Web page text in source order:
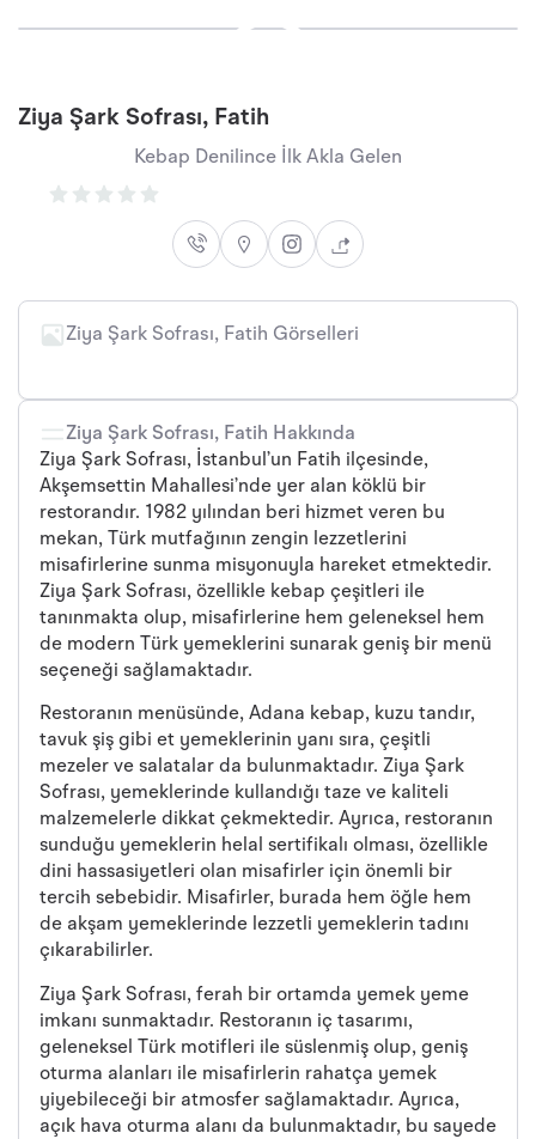
Ziya Şark Sofrası, Fatih
Kebap Denilince İlk Akla Gelen
Ziya Şark Sofrası, Fatih Görselleri
Ziya Şark Sofrası, Fatih Hakkında
Ziya Şark Sofrası, İstanbul’un Fatih ilçesinde,
Akşemsettin Mahallesi’nde yer alan köklü bir
restorandır. 1982 yılından beri hizmet veren bu
mekan, Türk mutfağının zengin lezzetlerini
misafirlerine sunma misyonuyla hareket etmektedir.
Ziya Şark Sofrası, özellikle kebap çeşitleri ile
tanınmakta olup, misafirlerine hem geleneksel hem
de modern Türk yemeklerini sunarak geniş bir menü
seçeneği sağlamaktadır.
Restoranın menüsünde, Adana kebap, kuzu tandır,
tavuk şiş gibi et yemeklerinin yanı sıra, çeşitli
mezeler ve salatalar da bulunmaktadır. Ziya Şark
Sofrası, yemeklerinde kullandığı taze ve kaliteli
malzemelerle dikkat çekmektedir. Ayrıca, restoranın
sunduğu yemeklerin helal sertifikalı olması, özellikle
dini hassasiyetleri olan misafirler için önemli bir
tercih sebebidir. Misafirler, burada hem öğle hem
de akşam yemeklerinde lezzetli yemeklerin tadını
çıkarabilirler.
Ziya Şark Sofrası, ferah bir ortamda yemek yeme
imkanı sunmaktadır. Restoranın iç tasarımı,
geleneksel Türk motifleri ile süslenmiş olup, geniş
oturma alanları ile misafirlerin rahatça yemek
yiyebileceği bir atmosfer sağlamaktadır. Ayrıca,
açık hava oturma alanı da bulunmaktadır, bu sayede